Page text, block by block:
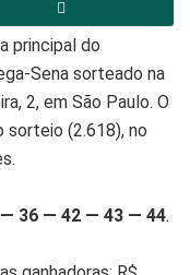
principal do
Sena sorteado na
2, em São Paulo. O
sorteio (2.618), no
36 — 42 — 43 — 44.